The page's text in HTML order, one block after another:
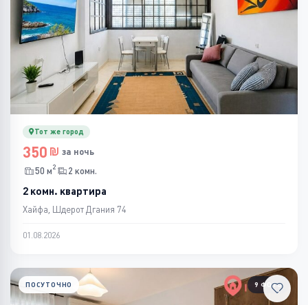
Тот же город
350
за ночь
50 м2 2 комн.
2 комн. квартира
Хайфа, Шдерот Дгания 74
01.08.2026
9 ФОТО
ПОСУТОЧНО